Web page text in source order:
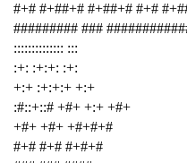
#+# #+##+# #+##+# #+#
######### ###
:::::::::::::: :::
:+: :+:+: :+:
+:+ :+:+:+ +:+
:#::+::# +#+ +:+ +#+
+#+ +#+ +#+#+#
#+# #+# #+#+#